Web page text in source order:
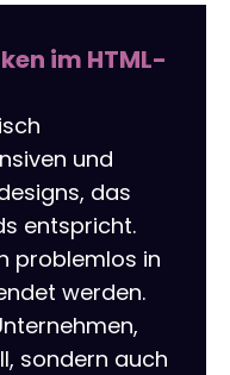
SEO
mit sozialen Medien
Shop für Sie
Verwaltung
im HTML-
und
das
entspricht.
problemlos in
werden.
sondern auch